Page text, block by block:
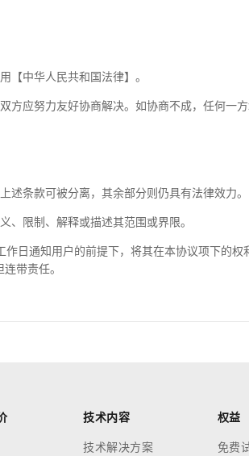
【中华人民共和国法律】。
方应努力友好协商解决。如协商不成，任何一
述条款可被分离，其余部分则仍具有法律效力。
、限制、解释或描述其范围或界限。
日通知用户的前提下，将其在本协议项下的
带责任。
技术内容
技术解决方案
权益
免费